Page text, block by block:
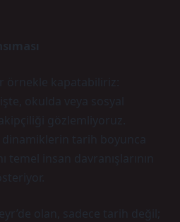
örnekle kapatabiliriz:
okulda veya sosyal
gözlemliyoruz.
dinamiklerin tarih boyunca
temel insan davranışlarının
olan, sadece tarih değil;